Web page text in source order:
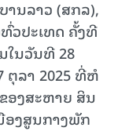
ນລາວ (ສກລ),
ວປະເທດ ຄັ້ງທີ
ໃນວັນທີ 28
ຕຸລາ 2025 ທີ່ຫໍ
ອງສະຫາຍ ສິນ
ອງສູນກາງພັກ